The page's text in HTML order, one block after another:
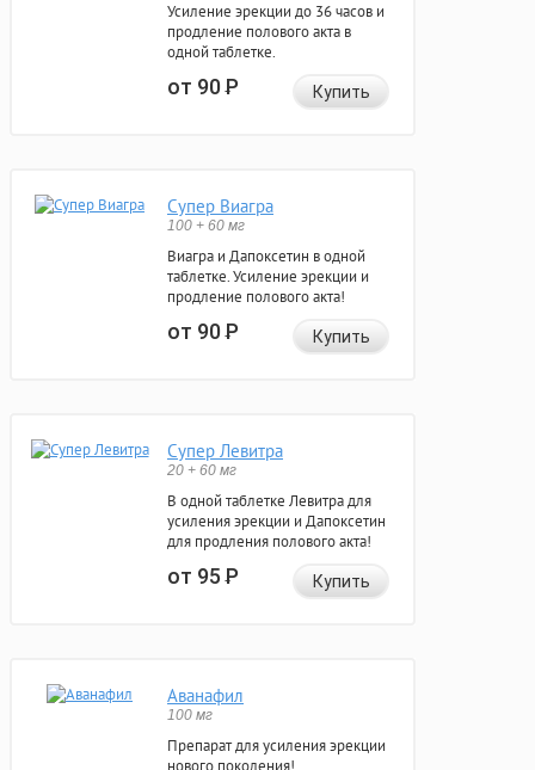
Усиление эрекции до 36 часов и
продление полового акта в
одной таблетке.
от 90Р Купить
Супер Виагра
100 + 60 мг
Виагра и Дапоксетин в одной
таблетке. Усиление эрекции и
продление полового акта!
от 90Р Купить
Супер Левитра
20 + 60 мг
В одной таблетке Левитра для
усиления эрекции и Дапоксетин
для продления полового акта!
от 95Р Купить
Аванафил
100 мг
Препарат для усиления эрекции